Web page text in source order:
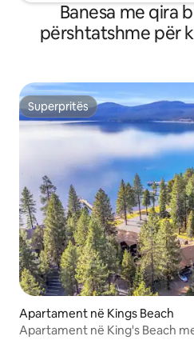
Banesa me qira
përshtatshme për
Superpritës
Superpritës
Apartament në Kings Beach
Apartament në King's Beach